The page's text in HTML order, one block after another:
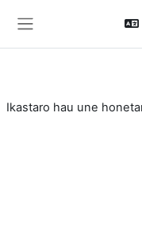
Joan eduki nagusira
Ikastaro hau une